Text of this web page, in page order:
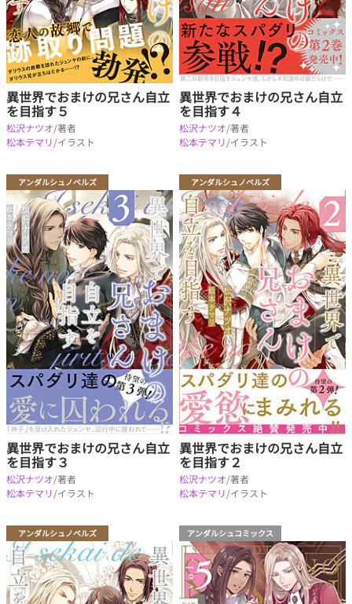
異世界でおまけの兄さん自立
を目指す５
松沢ナツオ/著者
松本テマリ/イラスト
異世界でおまけの兄さん自立
を目指す４
松沢ナツオ/著者
松本テマリ/イラスト
アンダルシュノベルズ
異世界でおまけの兄さん自立
を目指す３
松沢ナツオ/著者
松本テマリ/イラスト
アンダルシュノベルズ
異世界でおまけの兄さん自立
を目指す２
松沢ナツオ/著者
松本テマリ/イラスト
アンダルシュノベルズ アンダルシュコミックス